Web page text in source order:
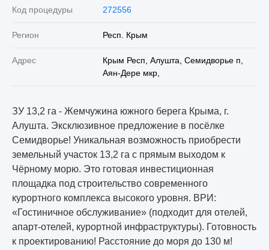
Код процедуры 272556
Регион Респ. Крым
Адрес
Крым Респ, Алушта, Семидворье п,
Аян-Дере мкр,
ЗУ 13,2 га - Жемчужина южного берега Крыма, г.
Алушта. Эксклюзивное предложение в посёлке
Семидворье! Уникальная возможность приобрести
земельный участок 13,2 га с прямым выходом к
Чёрному морю. Это готовая инвестиционная
площадка под строительство современного
курортного комплекса высокого уровня. ВРИ:
«Гостиничное обслуживание» (подходит для отелей,
апарт-отелей, курортной инфраструктуры). Готовность
к проектированию! Расстояние до моря до 130 м!